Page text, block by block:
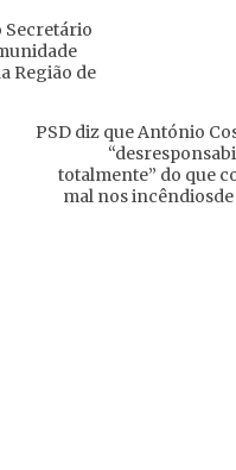
Secretário
Região de
PSD diz que António
totalmente” do que
mal nos incêndiosde